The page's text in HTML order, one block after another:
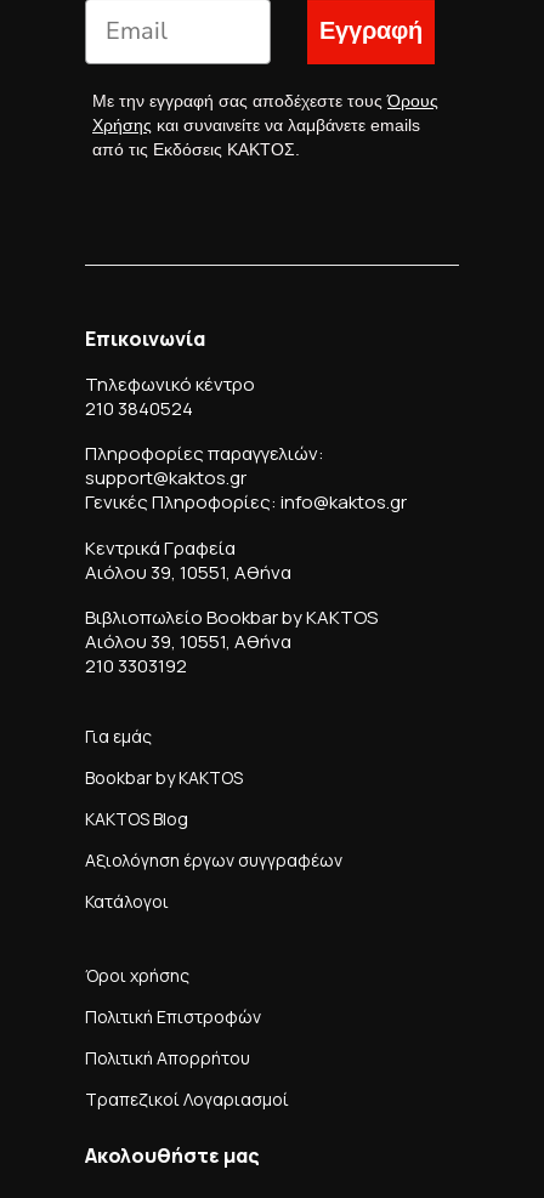
Εγγραφή
Με την εγγραφή σας αποδέχεστε τουςΌρους
Χρήσης και συναινείτε να λαμβάνετε emails
από τις Εκδόσεις ΚΑΚΤΟΣ.
Επικοινωνία
Τηλεφωνικό κέντρο
210 3840524
Πληροφορίες παραγγελιών:
support@kaktos.gr
Γενικές Πληροφορίες: info@kaktos.gr
Κεντρικά Γραφεία
Αιόλου 39, 10551, Αθήνα
Βιβλιοπωλείο Bookbar by KAKTOS
Αιόλου 39, 10551, Αθήνα
210 3303192
Για εμάς
Bookbar by KAKTOS
KAKTOS Blog
Αξιολόγηση έργων συγγραφέων
Κατάλογοι
Όροι χρήσης
Πολιτική Επιστροφών
Πολιτική Απορρήτου
Τραπεζικοί Λογαριασμοί
Ακολουθήστε μας